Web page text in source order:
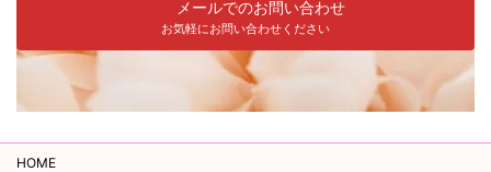
メールでのお問い合わせ
お気軽にお問い合わせください
HOME